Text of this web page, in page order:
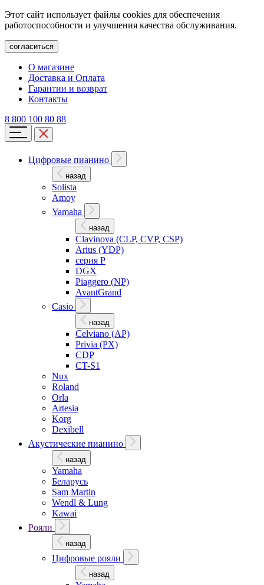
Этот сайт использует файлы cookies для обеспечения
работоспособности и улучшения качества обслуживания.
согласиться
О магазине
Доставка и Оплата
Гарантии и возврат
Контакты
8 800 100 80 88
Цифровые пианино
назад
Solista
Amoy
Yamaha
назад
Clavinova (CLP, CVP, CSP)
Arius (YDP)
серия P
DGX
Piaggero (NP)
AvantGrand
Casio
назад
Celviano (AP)
Privia (PX)
CDP
CT-S1
Nux
Roland
Orla
Artesia
Korg
Dexibell
Акустические пианино
назад
Yamaha
Беларусь
Sam Martin
Wendl & Lung
Kawai
Рояли
назад
Цифровые рояли
назад